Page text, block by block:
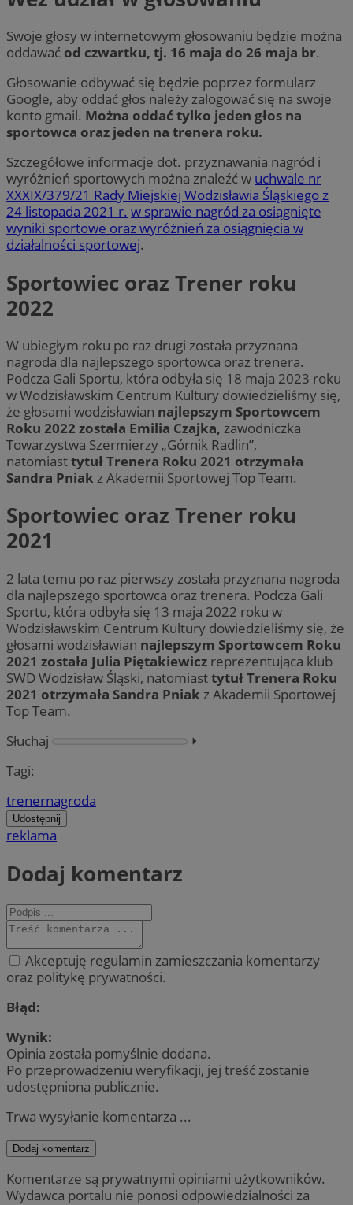
Swoje głosy w internetowym głosowaniu będzie można
oddawać od czwartku, tj. 16 maja do 26 maja br.
Głosowanie odbywać się będzie poprzez formularz
Google, aby oddać głos należy zalogować się na swoje
konto gmail. Można oddać tylko jeden głos na
sportowca oraz jeden na trenera roku.
Szczegółowe informacje dot. przyznawania nagród i
wyróżnień sportowych można znaleźć w uchwale nr
XXXIX/379/21 Rady Miejskiej Wodzisławia Śląskiego z
24 listopada 2021 r. w sprawie nagród za osiągnięte
wyniki sportowe oraz wyróżnień za osiągnięcia w
działalności sportowej.
Sportowiec oraz Trener roku
2022
W ubiegłym roku po raz drugi została przyznana
nagroda dla najlepszego sportowca oraz trenera.
Podcza Gali Sportu, która odbyła się 18 maja 2023 roku
w Wodzisławskim Centrum Kultury dowiedzieliśmy się,
że głosami wodzisławian najlepszym Sportowcem
Roku 2022 została Emilia Czajka, zawodniczka
Towarzystwa Szermierzy „Górnik Radlin”,
natomiasttytuł Trenera Roku 2021 otrzymała
Sandra Pniak z Akademii Sportowej Top Team.
Sportowiec oraz Trener roku
2021
2 lata temu po raz pierwszy została przyznana nagroda
dla najlepszego sportowca oraz trenera. Podcza Gali
Sportu, która odbyła się 13 maja 2022 roku w
Wodzisławskim Centrum Kultury dowiedzieliśmy się, że
głosami wodzisławian najlepszym Sportowcem Roku
2021 została Julia Piętakiewicz reprezentująca klub
SWD Wodzisław Śląski, natomiasttytuł Trenera Roku
2021 otrzymała Sandra Pniak z Akademii Sportowej
Top Team.
Słuchaj
⏵︎
Tagi:
trenernagroda
Udostępnij
reklama
Dodaj komentarz
Akceptuję regulamin zamieszczania komentarzy
oraz politykę prywatności.
Błąd:
Wynik:
Opinia została pomyślnie dodana.
Po przeprowadzeniu weryfikacji, jej treść zostanie
udostępniona publicznie.
Trwa wysyłanie komentarza ...
Dodaj komentarz
Komentarze są prywatnymi opiniami użytkowników.
Wydawca portalu nie ponosi odpowiedzialności za